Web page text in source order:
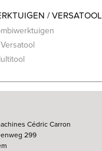
/ VERSATOOL
Cédric Carron
299